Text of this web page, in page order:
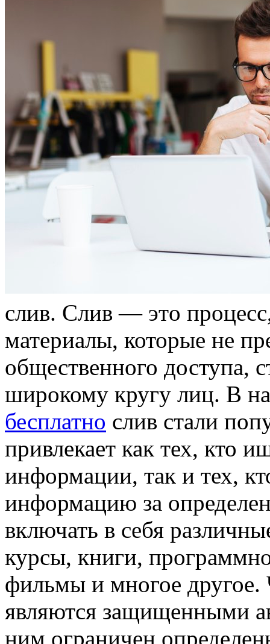
слив. Слив — этo
материалы, которые не
общественного доступа,
широкому кругу лиц. В
бесплатно слив стали
привлекает как тех, кто
информации, так и тех,
информацию за
включать в себя
курсы, книги,
фильмы и многое другое.
являются защищенными
ним ограничен